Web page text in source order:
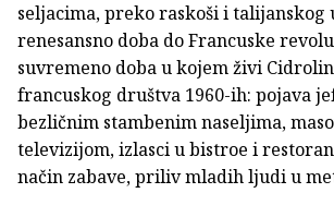
seljacima, preko raskoši i talijanskog
renesansno doba do Francuske
suvremeno doba u kojem živi
francuskog društva 1960-ih: pojava
bezličnim stambenim naseljima,
televizijom, izlasci u bistroe i
način zabave, priliv mladih ljudi u